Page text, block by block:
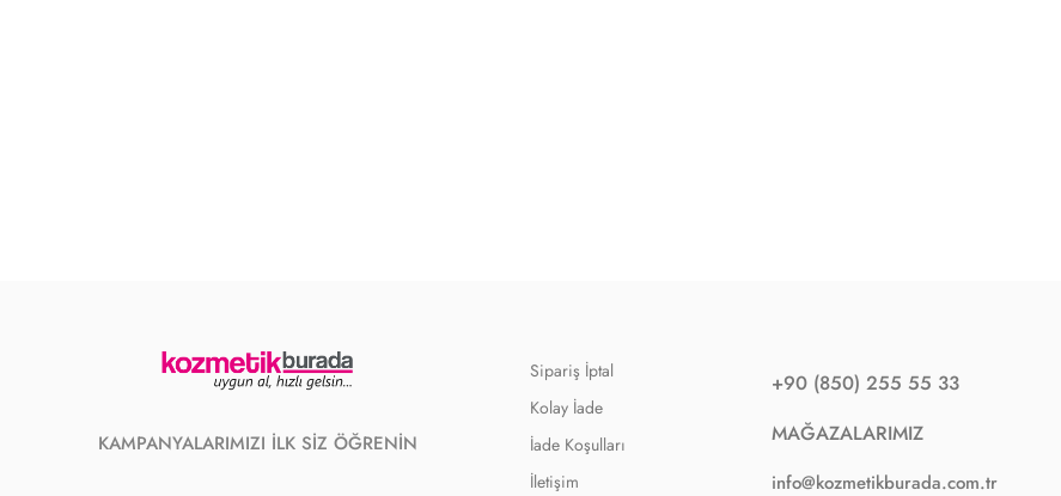
KAMPANYALARIMIZI İLK SİZ ÖĞRENİN
Sipariş İptal
Kolay İade
İade Koşulları
İletişim
+90 (850) 255 55 33
MAĞAZALARIMIZ
info@kozmetikburada.com.tr